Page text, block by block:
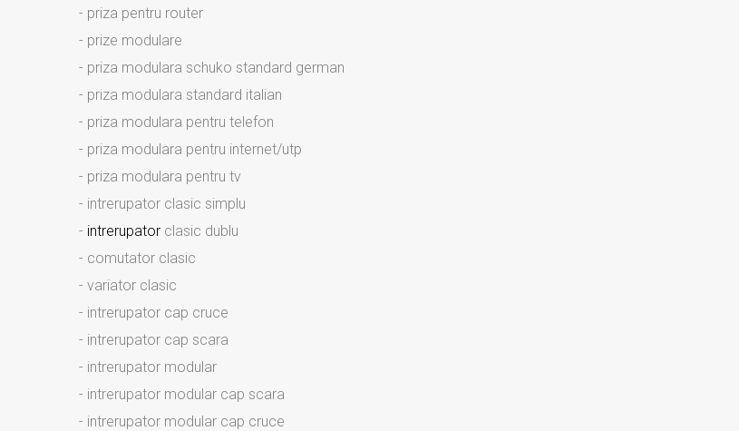
- priza pentru router
- prize modulare
- priza modulara schuko standard german
- priza modulara standard italian
- priza modulara pentru telefon
- priza modulara pentru internet/utp
- priza modulara pentru tv
- intrerupator clasic simplu
- intrerupator clasic dublu
- comutator clasic
- variator clasic
- intrerupator cap cruce
- intrerupator cap scara
- intrerupator modular
- intrerupator modular cap scara
- intrerupator modular cap cruce